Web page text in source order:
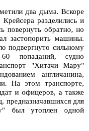
два дыма. Вскоре
разделились и
повернуть обратно, но
застопорить машины.
подвергнуто сильному
попаданий, судно
"Хитачи Мару"
англичанина,
На этом транспорте,
и офицеров, а также
предназначавшихся для
был утоплен одной